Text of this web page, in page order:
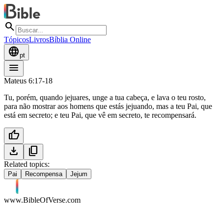
search
TópicosLivrosBíblia Online
languagept
menu
Mateus 6:17-18
Tu, porém, quando jejuares, unge a tua cabeça, e lava o teu rosto,
para não mostrar aos homens que estás jejuando, mas a teu Pai, que
está em secreto; e teu Pai, que vê em secreto, te recompensará.
thumb_up
download
content_copy
Related topics:
Pai Recompensa Jejum
www.BibleOfVerse.com